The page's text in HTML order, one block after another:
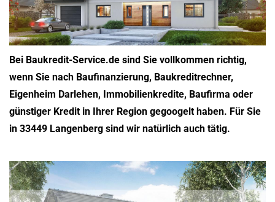
Bei Baukredit-Service.de sind Sie vollkommen richtig,
wenn Sie nach Baufinanzierung, Baukreditrechner,
Eigenheim Darlehen, Immobilienkredite, Baufirma oder
günstiger Kredit in Ihrer Region gegoogelt haben. Für Sie
in 33449 Langenberg sind wir natürlich auch tätig.